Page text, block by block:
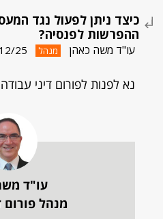
כיצד ניתן לפעול נגד
ההפרשות לפנסיה?
עו"ד משה כאהן מנהל 25
נא לפנות לפורום דיני עבודה
עו"ד
מנהל פורום